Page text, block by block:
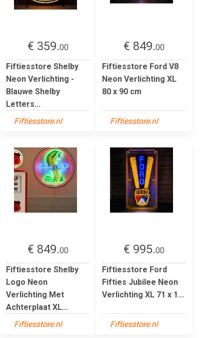
€ 359.00
Fiftiesstore Shelby
Neon Verlichting -
Blauwe Shelby
Letters...
Fiftiesstore.nl
€ 849.00
Fiftiesstore Ford V8
Neon Verlichting XL
80 x 90 cm
Fiftiesstore.nl
€ 849.00
Fiftiesstore Shelby
Logo Neon
Verlichting Met
Achterplaat XL...
Fiftiesstore.nl
€ 995.00
Fiftiesstore Ford
Fifties Jubilee Neon
Verlichting XL 71 x 1...
Fiftiesstore.nl